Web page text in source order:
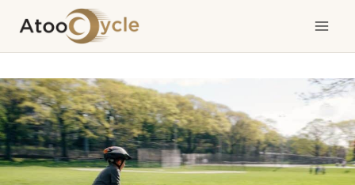
contenu